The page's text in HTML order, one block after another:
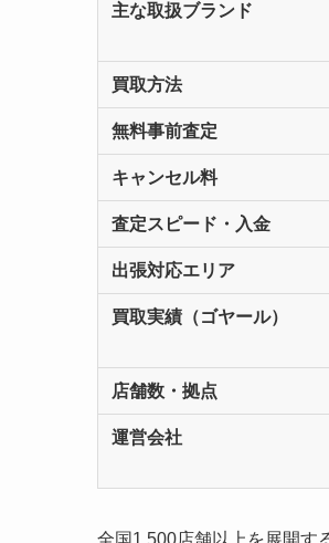
主な取扱ブランド
買取方法
無料事前査定
キャンセル料
査定スピード・入金
出張対応エリア
買取実績（ゴヤール）
店舗数・拠点
運営会社